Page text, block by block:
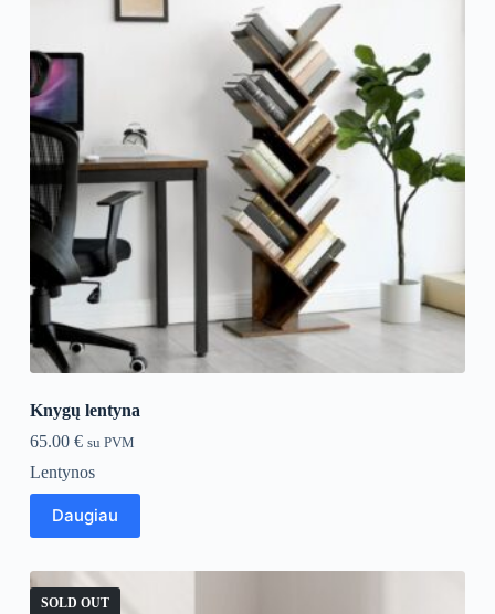
Knygų lentyna
65.00 € su PVM
Lentynos
Daugiau
SOLD OUT